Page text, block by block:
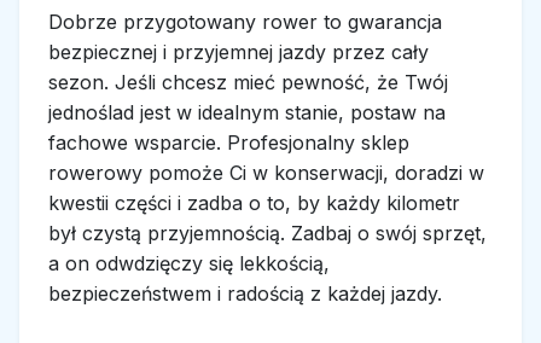
Dobrze przygotowany rower to gwarancja
bezpiecznej i przyjemnej jazdy przez cały
sezon. Jeśli chcesz mieć pewność, że Twój
jednoślad jest w idealnym stanie, postaw na
fachowe wsparcie. Profesjonalny sklep
rowerowy pomoże Ci w konserwacji, doradzi w
kwestii części i zadba o to, by każdy kilometr
był czystą przyjemnością. Zadbaj o swój sprzęt,
a on odwdzięczy się lekkością,
bezpieczeństwem i radością z każdej jazdy.